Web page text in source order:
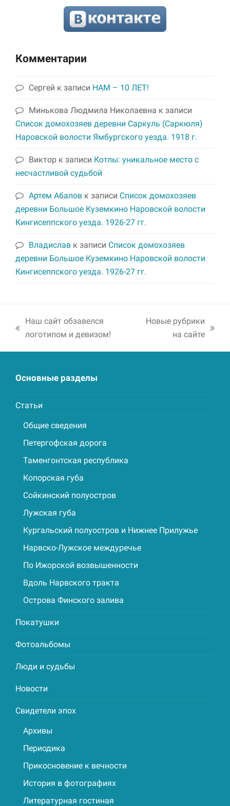
Комментарии
Сергей к записи НАМ – 10 ЛЕТ!
Минькова Людмила Николаевна к записи
Список домохозяев деревни Саркуль (Саркюля)
Наровской волости Ямбургского уезда. 1918 г.
Виктор к записи Котлы: уникальное место с
несчастливой судьбой
Артем Абалов к записи Список домохозяев
деревни Большое Куземкино Наровской волости
Кингисеппского уезда. 1926-27 гг.
Владислав к записи Список домохозяев
деревни Большое Куземкино Наровской волости
Кингисеппского уезда. 1926-27 гг.
previous
Наш сайт обзавелся
логотипом и девизом!
Новые рубрики
на сайте
Основные разделы
Статьи
Общие сведения
Петергофская дорога
Таменгонтская республика
Копорская губа
Сойкинский полуостров
Лужская губа
Кургальский полуостров и Нижнее Прилужье
Нарвско-Лужское междуречье
По Ижорской возвышенности
Вдоль Нарвского тракта
Острова Финского залива
Покатушки
Фотоальбомы
Люди и судьбы
Новости
Свидетели эпох
Архивы
Периодика
Прикосновение к вечности
История в фотографиях
Литературная гостиная